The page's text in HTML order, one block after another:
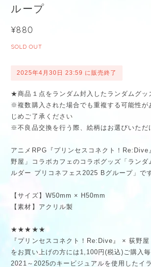
ループ
¥880
SOLD OUT
2025年4月30日 23:59 に販売終了
★商品１点をランダム封入したランダムグ
※複数購入された場合でも重複する可能性が
じめご了承ください
※不良品交換を行う際、絵柄はお選びいただ
アニメRPG『プリンセスコネクト！Re:Dive
野屋」コラボカフェのコラボグッズ「ランダ
ルダー プリコネフェス2025 Bグループ」で
【サイズ】W50mm × H50mm
【素材】アクリル製
★★★★★
『プリンセスコネクト！Re:Dive』 × 荻野
をお買い上げの方には1,100円(税込)ご購入
2021～2025のキービジュアルを使用したイ